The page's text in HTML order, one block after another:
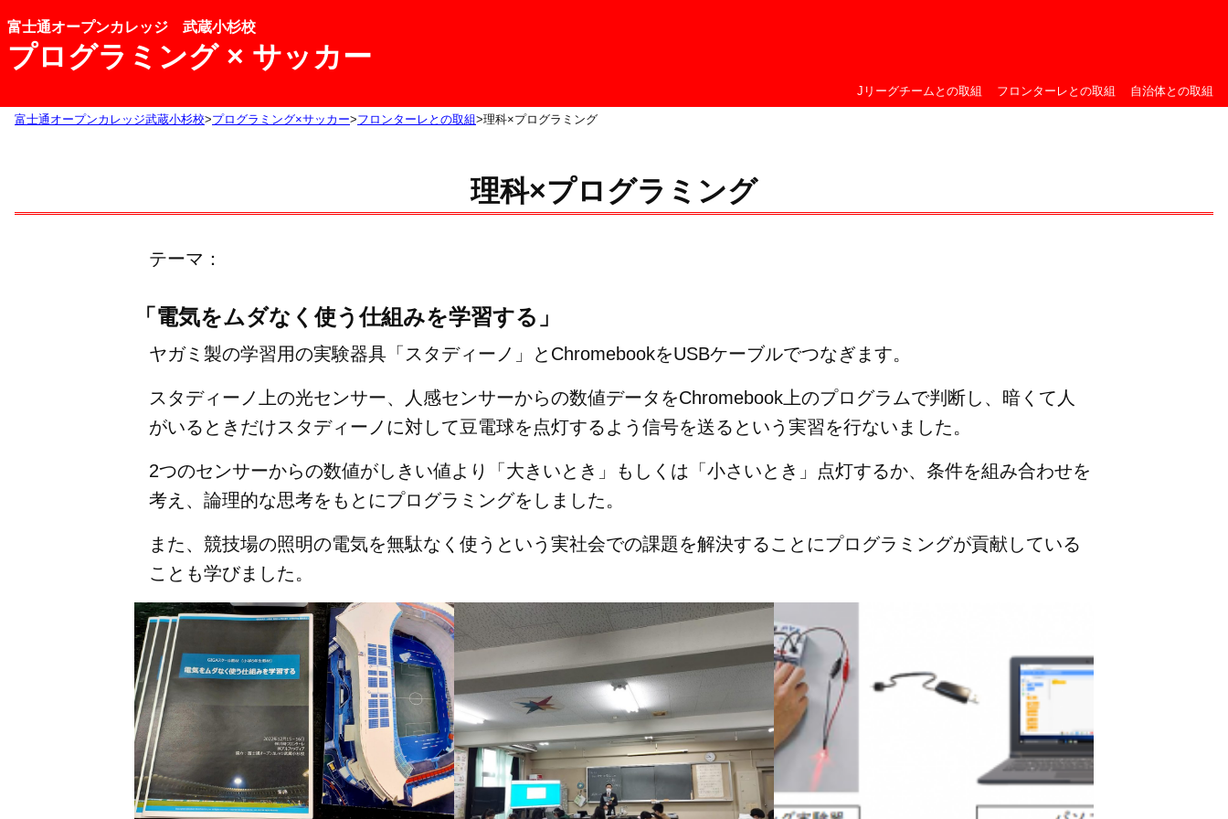
富士通オープンカレッジ 武蔵小杉校
プログラミング × サッカー
Jリーグチームとの取組 フロンターレとの取組 自治体との取組
富士通オープンカレッジ武蔵小杉校 プログラミング×サッカー フロンターレとの取組 理科×プログラミング
理科×プログラミング
テーマ：
「電気をムダなく使う仕組みを学習する」
ヤガミ製の学習用の実験器具「スタディーノ」とChromebookをUSBケーブルでつなぎます。
スタディーノ上の光センサー、人感センサーからの数値データをChromebook上のプログラムで判断し、暗くて人
がいるときだけスタディーノに対して豆電球を点灯するよう信号を送るという実習を行ないました。
2つのセンサーからの数値がしきい値より「大きいとき」もしくは「小さいとき」点灯するか、条件を組み合わせを
考え、論理的な思考をもとにプログラミングをしました。
また、競技場の照明の電気を無駄なく使うという実社会での課題を解決することにプログラミングが貢献している
ことも学びました。